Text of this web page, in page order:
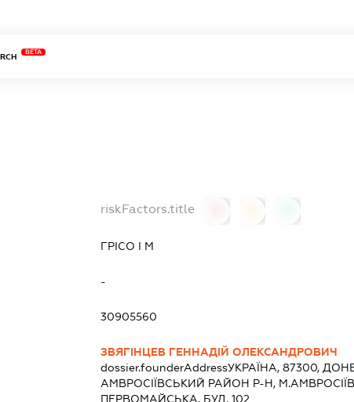
BETA
riskFactors.title
ГРІСО І М
-
30905560
ЗВЯГІНЦЕВ ГЕННАДІЙ ОЛЕКСАНДРОВИЧ
dossier.founderAddressУКРАЇНА, 87300,
АМВРОСIЇВСЬКИЙ РАЙОН Р-Н,
ПЕРВОМАЙСЬКА, БУД. 102